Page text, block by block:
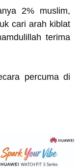
2% muslim,
cari arah kiblat
terima
percuma di